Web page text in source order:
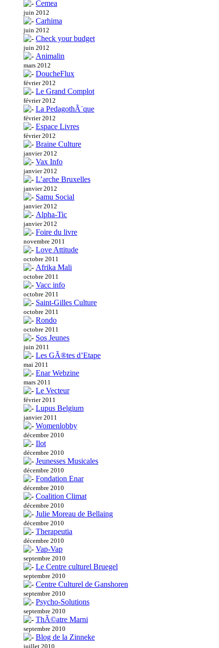
Cemea
juin 2012
Carhima
juin 2012
Check your budget
juin 2012
Animalin
mars 2012
DoucheFlux
février 2012
Le Grand Complot
février 2012
La PedagothÃ¨que
février 2012
Espace Livres
février 2012
Braine Culture
janvier 2012
Vax Info
janvier 2012
L’arche Bruxelles
janvier 2012
Samu Social
janvier 2012
Alpha-Tic
janvier 2012
Foire du livre
novembre 2011
Love Attitude
octobre 2011
Afrika Mali
octobre 2011
Vacc info
octobre 2011
Saint-Gilles Culture
octobre 2011
Rondo
octobre 2011
Sos Jeunes
juin 2011
Les GÃ®tes d’Etape
mai 2011
Enar Webzine
mars 2011
Le Vecteur
février 2011
Lupus Belgium
janvier 2011
Womenlobby
décembre 2010
Ilot
décembre 2010
Jeunesses Musicales
décembre 2010
Fondation Enar
décembre 2010
Coalition Climat
décembre 2010
Julie Moreau de Bellaing
décembre 2010
Therapeutia
décembre 2010
Vap-Vap
septembre 2010
Le Centre culturel Bruegel
septembre 2010
Centre Culturel de Ganshoren
septembre 2010
Psycho-Solutions
septembre 2010
ThÃ©atre Marni
septembre 2010
Blog de la Zinneke
juillet 2010